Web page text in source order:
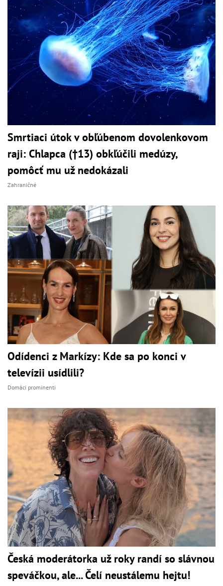
Smrtiaci útok v obľúbenom dovolenkovom
raji: Chlapca (†13) obkľúčili medúzy,
pomôcť mu už nedokázali
Zahraničné
Odídenci z Markízy: Kde sa po konci v
televízii usídlili?
Domáci prominenti
Česká moderátorka už roky randí so slávnou
speváčkou, ale... Čelí neustálemu hejtu!